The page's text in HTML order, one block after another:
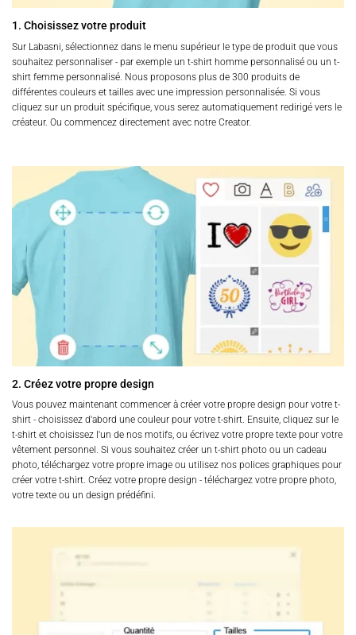
1. Choisissez votre produit
Sur Labasni, sélectionnez dans le menu supérieur le type de produit que vous
souhaitez personnaliser - par exemple un t-shirt homme personnalisé ou un t-
shirt femme personnalisé. Nous proposons plus de 300 produits de
différentes couleurs et tailles avec une impression personnalisée. Si vous
cliquez sur un produit spécifique, vous serez automatiquement redirigé vers le
créateur. Ou commencez directement avec notre Creator.
2. Créez votre propre design
Vous pouvez maintenant commencer à créer votre propre design pour votre t-
shirt - choisissez d'abord une couleur pour votre t-shirt. Ensuite, cliquez sur le
t-shirt et choisissez l'un de nos motifs, ou écrivez votre propre texte pour votre
vêtement personnel. Si vous souhaitez créer un t-shirt photo ou un cadeau
photo, téléchargez votre propre image ou utilisez nos polices graphiques pour
créer votre t-shirt. Créez votre propre design - téléchargez votre propre photo,
votre texte ou un design prédéfini.